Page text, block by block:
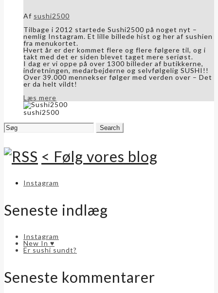
Af sushi2500
Tilbage i 2012 startede Sushi2500 på noget nyt –
nemlig Instagram. Et lille billede hist og her af sushien
fra menukortet.
Hvert år er der kommet flere og flere følgere til, og i
takt med det er siden blevet taget mere seriøst.
I dag er vi oppe på over 1300 billeder af butikkerne,
indretningen, medarbejderne og selvfølgelig SUSHI!!
Over 39.000 mennekser følger med verden over – Det
er da helt vildt!
Læs mere
sushi2500
Search
for:
< Følg vores blog
Instagram
Seneste indlæg
Instagram
New In ♥
Er sushi sundt?
Seneste kommentarer